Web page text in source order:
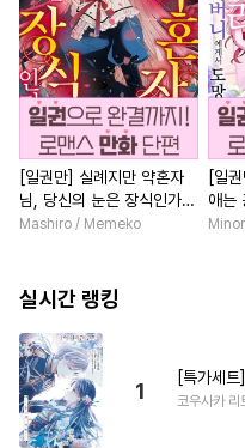
[일권만] 실례지만 약혼자
님, 당신의 눈은 장식인가
요? [단행본]
Mashiro / Memeko
[일
애는
붓 오
실시간 랭킹
1
[특가세
코우사카 리